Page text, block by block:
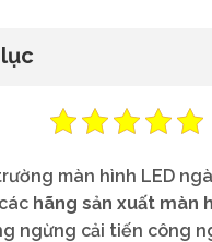
màn hình LED
hãng sản xuất màn
ngừng cải tiến công